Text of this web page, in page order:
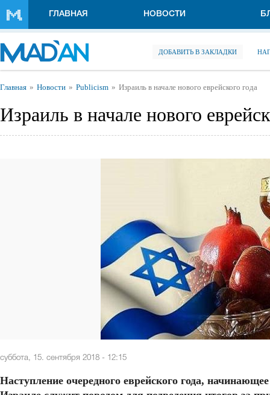
ГЛАВНАЯ НОВОСТИ
ДОБАВИТЬ В ЗАКЛАДКИ
Вы здесь
Главная Новости Publicism Израиль в начале нового еврейского года
Израиль в начале нового
суббота, 15. сентября 2018 - 12:15
Наступление очередного еврейского года,